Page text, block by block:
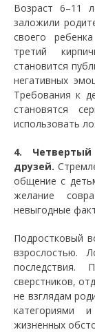
Возраст 6–11
заложили
своего
третий
становится
негативных
Требования к
становятся
использовать
4.
друзей.
общение с
желание
невыгодные
Подростковый
взрослостью.
последствия.
сверстников,
не взглядам
категориями
жизненных